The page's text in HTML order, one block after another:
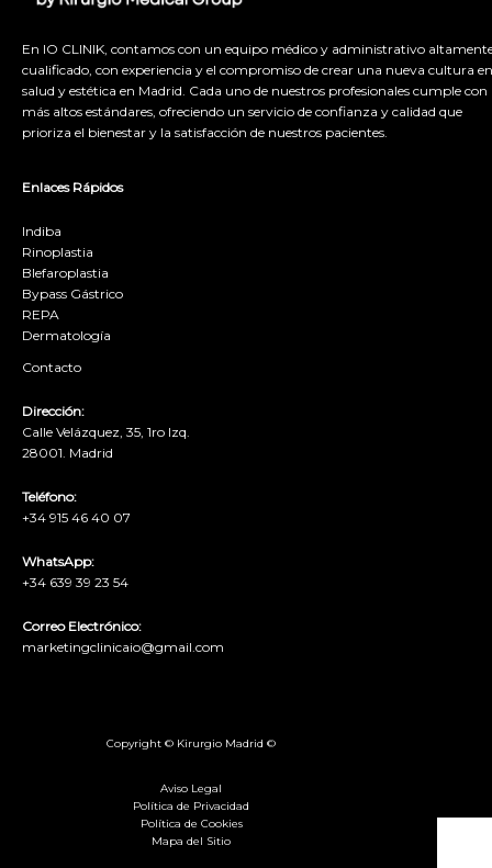
En IO CLINIK, contamos con un equipo médico y administrativo
cualificado, con experiencia y el compromiso de crear una nueva cultura en
salud y estética en Madrid. Cada uno de nuestros profesionales cumple con
más altos estándares, ofreciendo un servicio de confianza y calidad que
prioriza el bienestar y la satisfacción de nuestros pacientes.
Enlaces Rápidos
Indiba
Rinoplastia
Blefaroplastia
Bypass Gástrico
REPA
Dermatología
Contacto
Dirección:
Calle Velázquez, 35, 1ro Izq.
28001. Madrid
Teléfono:
+34 915 46 40 07
WhatsApp:
+34 639 39 23 54
Correo Electrónico:
marketingclinicaio@gmail.com
Copyright © Kirurgio Madrid ©
Aviso Legal
Política de Privacidad
Política de Cookies
Mapa del Sitio